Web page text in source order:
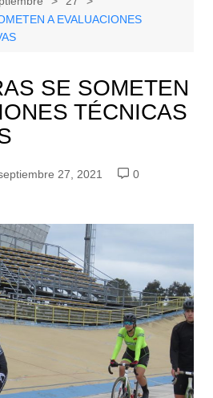
A EVALUACIONES
SE SOMETEN
TÉCNICAS
27, 2021
0